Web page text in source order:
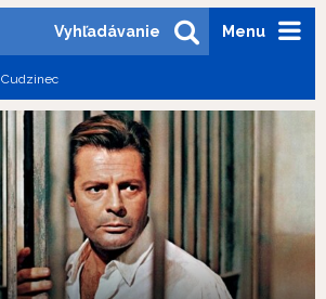
Menu
Vyhľadávanie
Cudzinec